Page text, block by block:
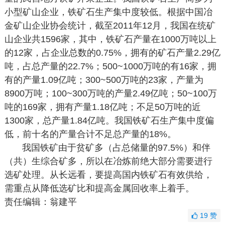
小型矿山企业，铁矿石生产集中度较低。根据中国冶
金矿山企业协会统计，截至2011年12月，我国在统矿
山企业共1596家，其中，铁矿石产量在1000万吨以上
的12家，占企业总数的0.75%，拥有的矿石产量2.29亿
吨，占总产量的22.7%；500~1000万吨的有16家，拥
有的产量1.09亿吨；300~500万吨的23家，产量为
8900万吨；100~300万吨的产量2.49亿吨；50~100万
吨的169家，拥有产量1.18亿吨；不足50万吨的近
1300家，总产量1.84亿吨。我国铁矿石生产集中度偏
低，前十名的产量合计不足总产量的18%。
我国铁矿由于贫矿多（占总储量的97.5%）和伴
（共）生综合矿多，所以在冶炼前绝大部分需要进行
选矿处理。从长远看，要提高国内铁矿石有效供给，
需重点从降低选矿比和提高金属回收率上着手。
责任编辑：翁建平
19赞